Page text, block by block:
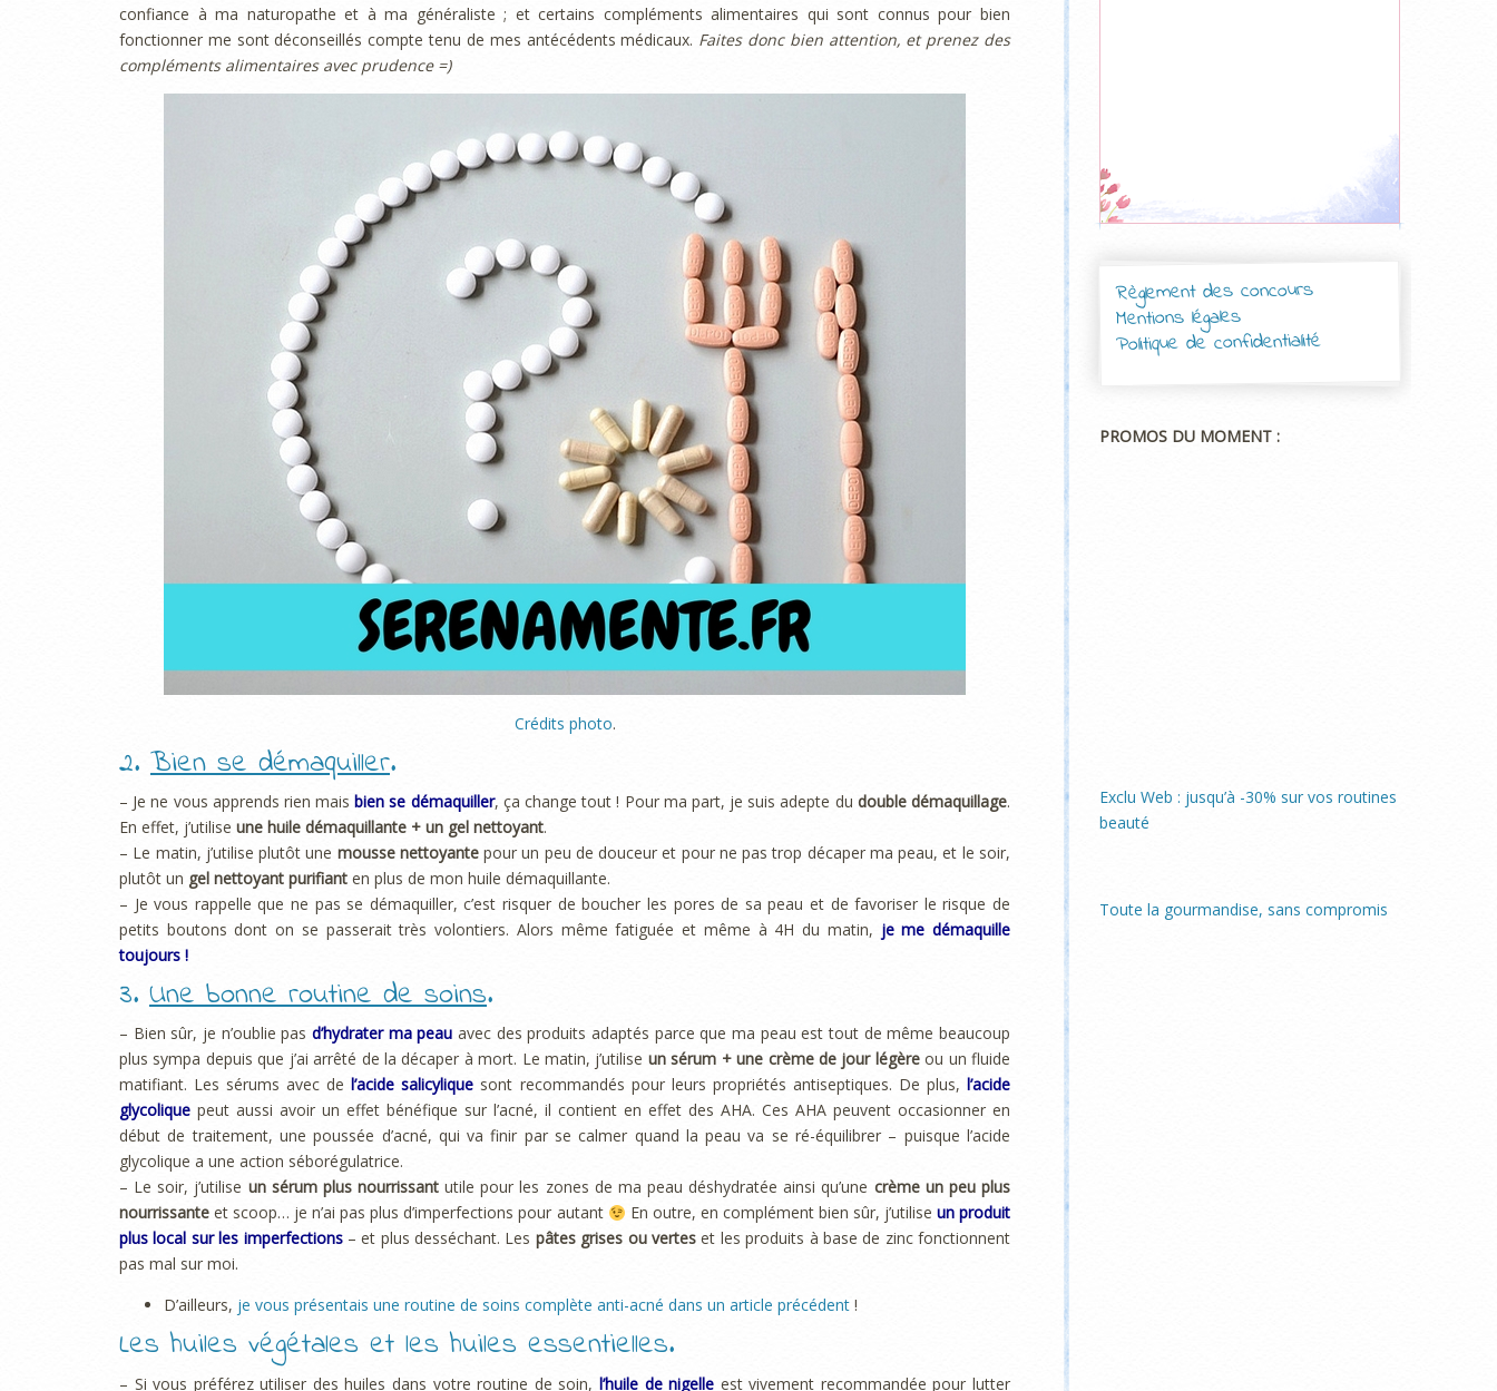
confiance à ma naturopathe et à ma généraliste ; et certains compléments alimentaires qui sont connus pour bien
fonctionner me sont déconseillés compte tenu de mes antécédents médicaux. Faites donc bien attention, et prenez des
compléments alimentaires avec prudence =)
Crédits photo.
2. Bien se démaquiller.
– Je ne vous apprends rien maisbien se démaquiller, ça change tout ! Pour ma part, je suis adepte du double démaquillage.
En effet, j’utilise une huile démaquillante + un gel nettoyant.
– Le matin, j’utilise plutôt une mousse nettoyantepour un peu de douceur et pour ne pas trop décaper ma peau, et le soir,
plutôt un gel nettoyant purifiant en plus de mon huile démaquillante.
– Je vous rappelle que ne pas se démaquiller, c’est risquer de boucher les pores de sa peau et de favoriser le risque de
petits boutons dont on se passerait très volontiers. Alors même fatiguée et même à 4H du matin, je me démaquille
toujours !
3. Une bonne routine de soins.
– Bien sûr, je n’oublie pas d’hydrater ma peau avec des produits adaptés parce que ma peau est tout de même beaucoup
plus sympa depuis que j’ai arrêté de la décaper à mort. Le matin, j’utilise un sérum + une crème de jour légèreou un fluide
matifiant. Les sérums avec de l’acide salicylique sont recommandés pour leurs propriétés antiseptiques. De plus, l’acide
glycolique peut aussi avoir un effet bénéfique sur l’acné, il contient en effet des AHA. Ces AHA peuvent occasionner en
début de traitement, une poussée d’acné, qui va finir par se calmer quand la peau va se ré-équilibrer – puisque l’acide
glycolique a une action séborégulatrice.
– Le soir, j’utilise un sérum plus nourrissant utile pour les zones de ma peau déshydratée ainsi qu’une crème un peu plus
nourrissante et scoop… je n’ai pas plus d’imperfections pour autant En outre, en complément bien sûr, j’utilise un produit
plus local sur les imperfections– et plus desséchant. Les pâtes grises ou verteset les produits à base de zinc fonctionnent
pas mal sur moi.
D’ailleurs, je vous présentais une routine de soins complète anti-acné dans un article précédent !
Les huiles végétales et les huiles essentielles.
– Si vous préférez utiliser des huiles dans votre routine de soin, l’huile de nigelle est vivement recommandée pour lutter
Règlement des concours
Mentions légales
Politique de confidentialité
PROMOS DU MOMENT :
Exclu Web : jusqu’à -30% sur vos routines
beauté
Toute la gourmandise, sans compromis